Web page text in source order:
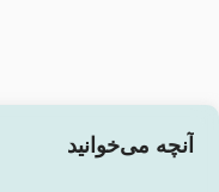
آنچه می‌خوانید